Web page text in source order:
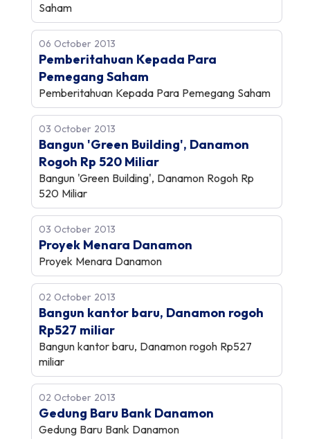
Saham
06 October 2013
Pemberitahuan Kepada Para
Pemegang Saham
Pemberitahuan Kepada Para Pemegang Saham
03 October 2013
Bangun 'Green Building', Danamon
Rogoh Rp 520 Miliar
Bangun 'Green Building', Danamon Rogoh Rp
520 Miliar
03 October 2013
Proyek Menara Danamon
Proyek Menara Danamon
02 October 2013
Bangun kantor baru, Danamon rogoh
Rp527 miliar
Bangun kantor baru, Danamon rogoh Rp527
miliar
02 October 2013
Gedung Baru Bank Danamon
Gedung Baru Bank Danamon